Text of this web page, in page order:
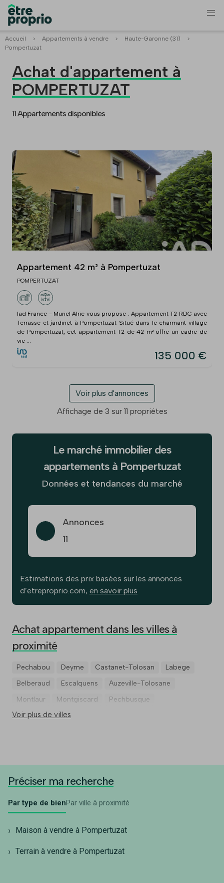
Accueil > Appartements à vendre > Haute-Garonne (31)
>
Pompertuzat
Achat d'appartement à
POMPERTUZAT
11 Appartements disponibles
Appartement 42 m² à Pompertuzat
POMPERTUZAT
Iad France - Muriel Alric vous propose : Appartement T2 RDC avec
Terrasse et jardinet à Pompertuzat Situé dans le charmant village
de Pompertuzat, cet appartement T2 de 42 m² offre un cadre de
vie ...
135 000 €
Voir plus d'annonces
Affichage de 3 sur 11 propriétes
Le marché immobilier des
appartements à Pompertuzat
Données et tendances du marché
Annonces
11
Estimations des prix basées sur les annonces
d’etreproprio.com, en savoir plus
Achat appartement dans les villes à
proximité
Pechabou Deyme Castanet-Tolosan
Labege
Belberaud
Escalquens
Auzeville-Tolosane
Montlaur
Montgiscard Pechbusque
Voir plus de villes
Préciser ma recherche
Par type de bienPar ville à proximité
Maison à vendre à Pompertuzat
Terrain à vendre à Pompertuzat